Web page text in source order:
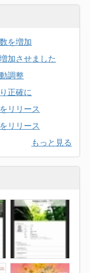
を増加
加させました
調整
正確に
リリース
リリース
もっと見る